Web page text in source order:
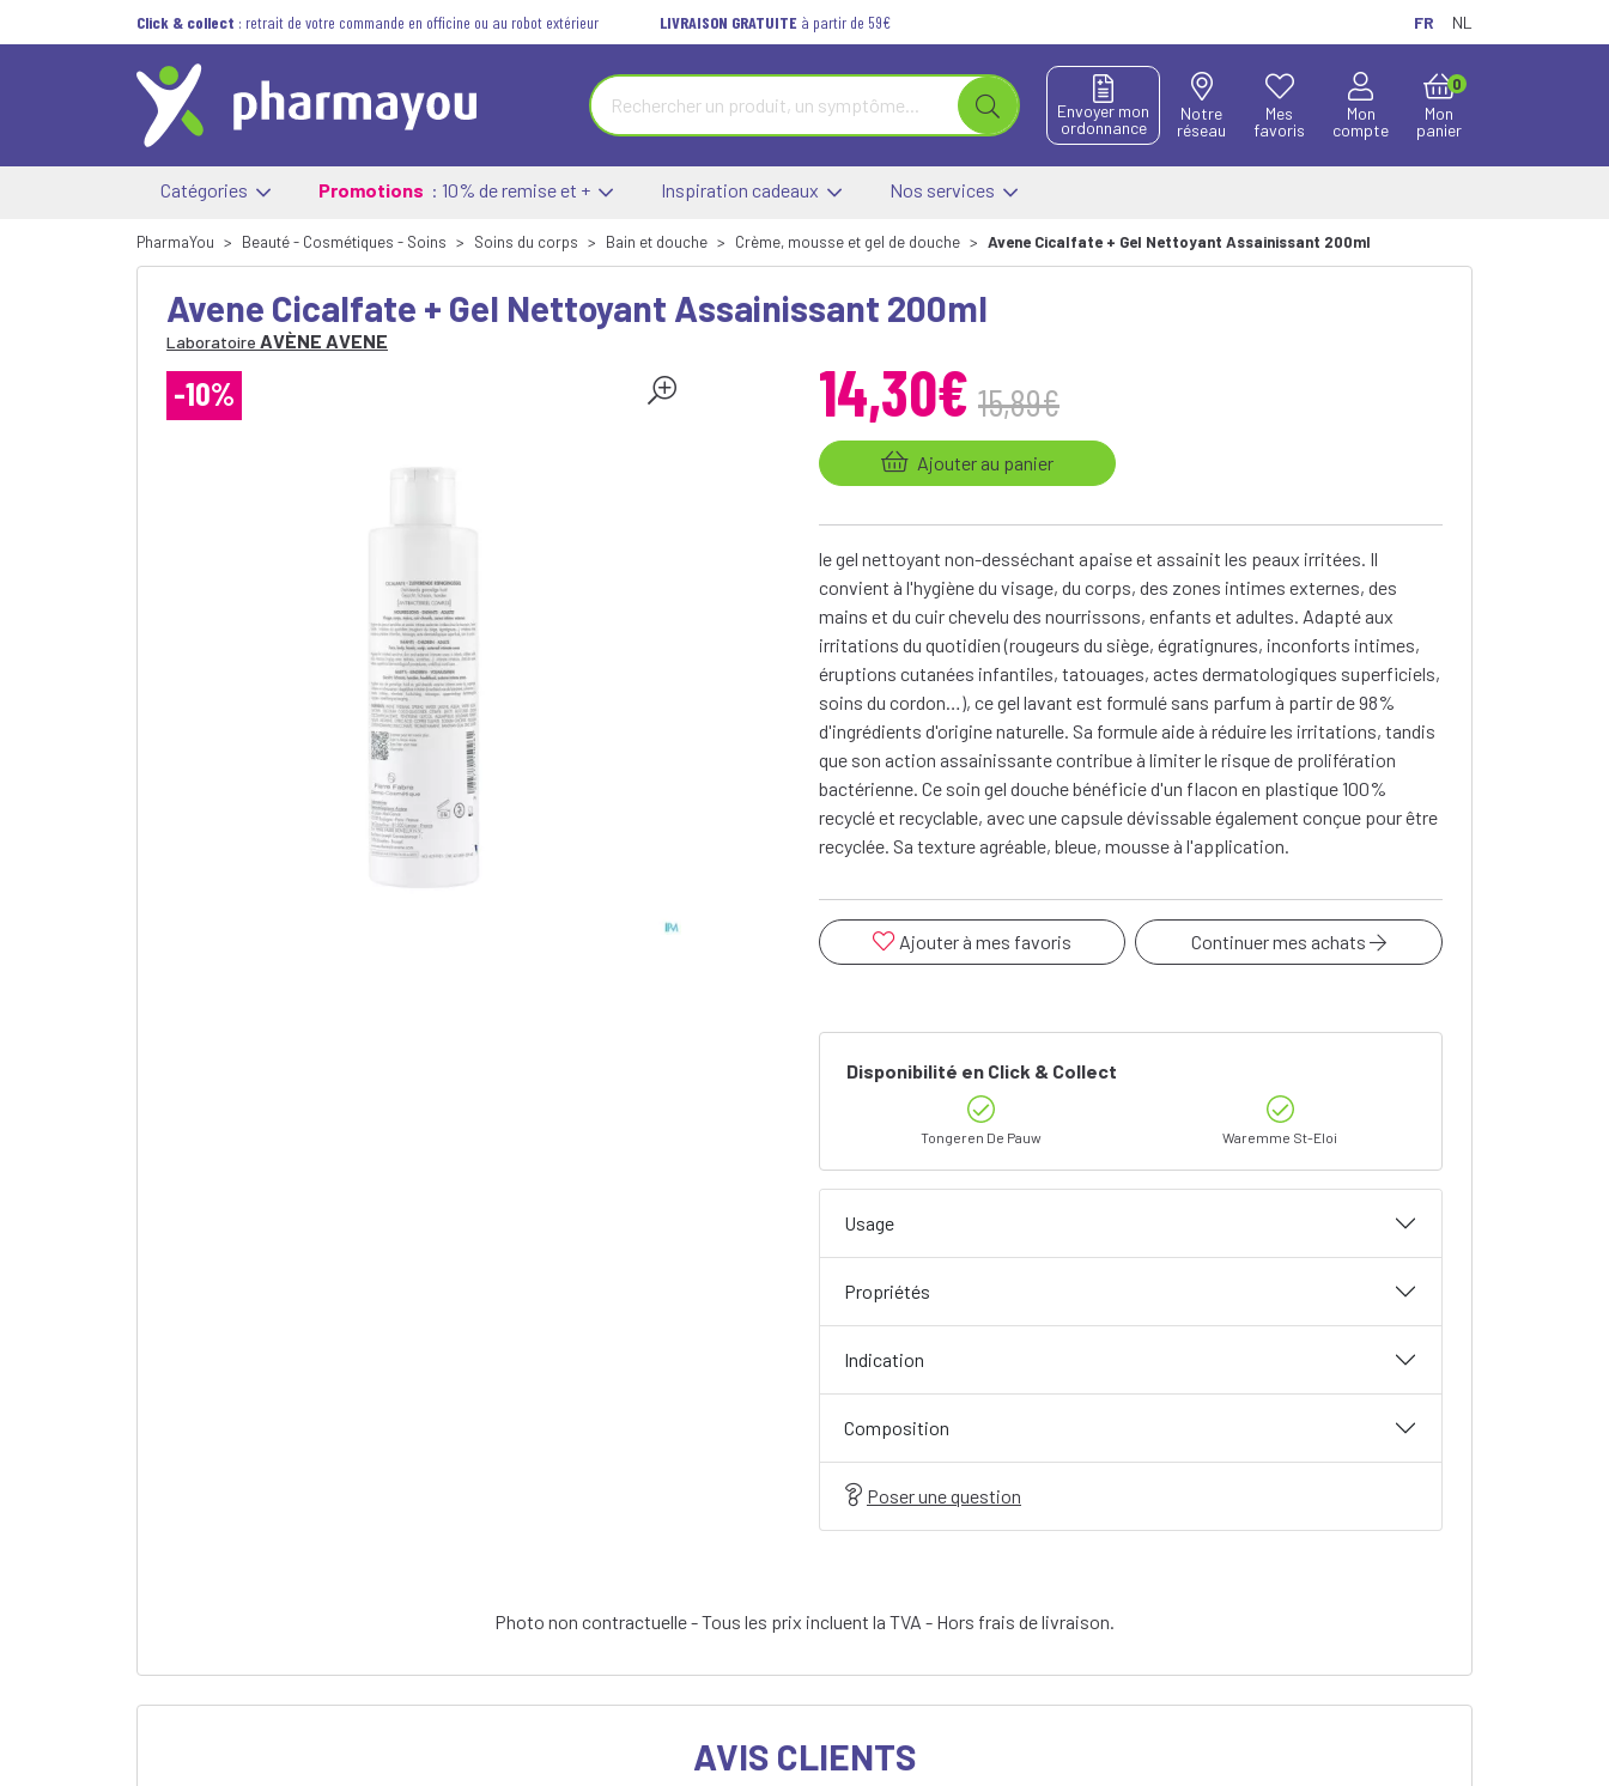
Click & collect : retrait de votre commande en officine ou au robot extérieur LIVRAISON GRATUITE à partir de 59€ FR NL
Notre
réseau
Envoyer mon
ordonnance
Mes
favoris
Mon
compte
Mon
panier
0
Catégories Promotions : 10% de remise et + Inspiration cadeaux Nos services
PharmaYou Beauté - Cosmétiques - Soins Soins du corps Bain et douche Crème, mousse et gel de douche Avene Cicalfate + Gel Nettoyant Assainissant 200ml
Avene Cicalfate + Gel Nettoyant Assainissant 200ml
Laboratoire AVÈNE AVENE
-10% 14,30€ 15,89€
Ajouter au panier
le gel nettoyant non-desséchant apaise et assainit les peaux irritées. Il
convient à l'hygiène du visage, du corps, des zones intimes externes, des
mains et du cuir chevelu des nourrissons, enfants et adultes. Adapté aux
irritations du quotidien (rougeurs du siège, égratignures, inconforts intimes,
éruptions cutanées infantiles, tatouages, actes dermatologiques superficiels,
soins du cordon…), ce gel lavant est formulé sans parfum à partir de 98%
d'ingrédients d'origine naturelle. Sa formule aide à réduire les irritations, tandis
que son action assainissante contribue à limiter le risque de prolifération
bactérienne. Ce soin gel douche bénéficie d'un flacon en plastique 100%
recyclé et recyclable, avec une capsule dévissable également conçue pour être
recyclée. Sa texture agréable, bleue, mousse à l'application.
Ajouter à mes favoris Continuer mes achats
Disponibilité en Click & Collect
Tongeren De Pauw Waremme St-Eloi
Usage
Propriétés
Indication
Composition
Poser une question
Photo non contractuelle - Tous les prix incluent la TVA - Hors frais de livraison.
AVIS CLIENTS